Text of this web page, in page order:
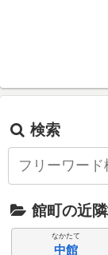
検索
館町の近
なかたて
中館